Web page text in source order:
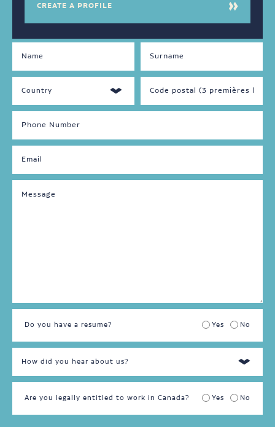
CREATE A PROFILE
Do you have a resume? Yes No
Soir
Fin
semaine
plein
SPOKEN
Français
Autre
Are you legally entitled to work in Canada? Yes No